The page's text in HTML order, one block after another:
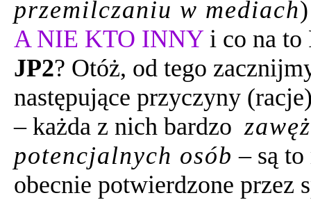
przemilczaniu w mediach
A NIE KTO INNY i co na to
JP2? Otóż, od tego
następujące przyczyny
– każda z nich bardzo
potencjalnych osób – są
obecnie potwierdzone przez